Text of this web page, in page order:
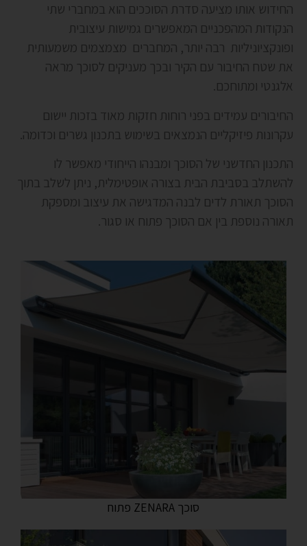
החידוש אותו מציעה סדרת הסוככים הוא במחברי שתי
הנקודות המהפכניים המאפשרים גמישות עיצובית
ופונקציוניליות רבה יותר, המחברים מצמצמים משמעותית
את שטח החיבור עם הקיר ובכך מעניקים לסוכך מראה
אלגנטי ומתוחכם.
החיבורים עמידים בפני רוחות חזקות מאוד בזכות יישום
עקרונות פיזיקליים הנמצאים בשימוש בתכנון גשרים וכדומה.
התכנון החדשני של הסוכך ומבנהו הייחודי מאפשר לו
להשתלב בסביבת הבית בצורה אופטימלית, ניתן לשלב בתוך
הסוכך תאורת לדים לבנה המדגישה את עיצוב ומספקת
תאורה נוספת בין אם הסוכך פתוח או סגור.
סוכך ZENARA פתוח